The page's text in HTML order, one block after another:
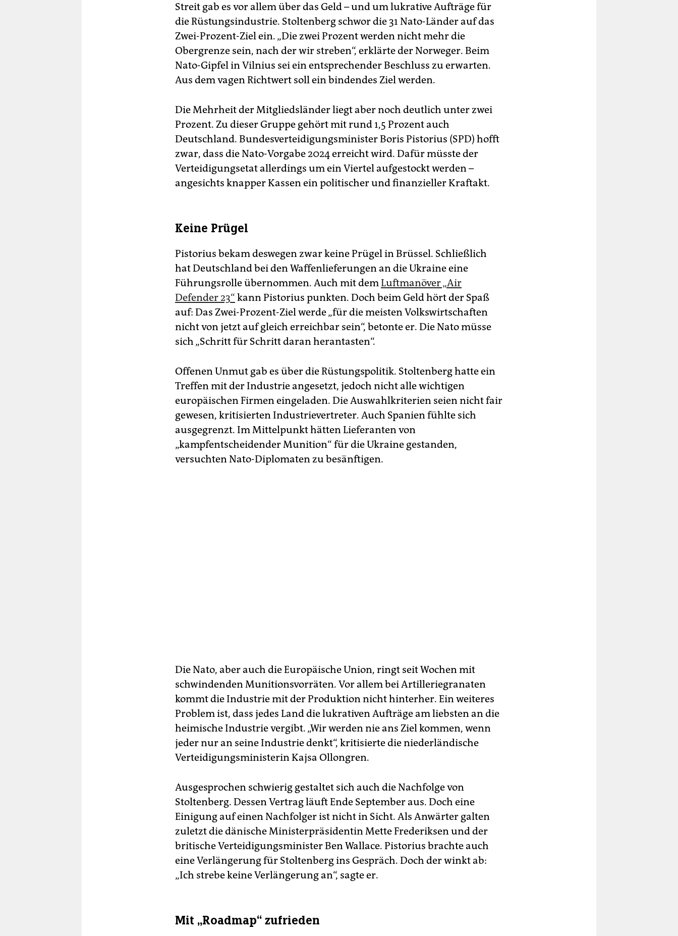
Streit gab es vor allem über das Geld – und um lukrative Aufträge für
die Rüstungsindustrie. Stoltenberg schwor die 31 Nato-Länder auf das
Zwei-Prozent-Ziel ein. „Die zwei Prozent werden nicht mehr die
Obergrenze sein, nach der wir streben“, erklärte der Norweger. Beim
Nato-Gipfel in Vilnius sei ein entsprechender Beschluss zu erwarten.
Aus dem vagen Richtwert soll ein bindendes Ziel werden.
Die Mehrheit der Mitgliedsländer liegt aber noch deutlich unter zwei
Prozent. Zu dieser Gruppe gehört mit rund 1,5 Prozent auch
Deutschland. Bundesverteidigungsminister Boris Pistorius (SPD) hofft
zwar, dass die Nato-Vorgabe 2024 erreicht wird. Dafür müsste der
Verteidigungsetat allerdings um ein Viertel aufgestockt werden –
angesichts knapper Kassen ein politischer und finanzieller Kraftakt.
Keine Prügel
Pistorius bekam deswegen zwar keine Prügel in Brüssel. Schließlich
hat Deutschland bei den Waffenlieferungen an die Ukraine eine
Führungsrolle übernommen. Auch mit demLuftmanöver „Air
Defender 23“ kann Pistorius punkten. Doch beim Geld hört der Spaß
auf: Das Zwei-Prozent-Ziel werde „für die meisten Volkswirtschaften
nicht von jetzt auf gleich erreichbar sein“, betonte er. Die Nato müsse
sich „Schritt für Schritt daran herantasten“.
Offenen Unmut gab es über die Rüstungspolitik. Stoltenberg hatte ein
Treffen mit der Industrie angesetzt, jedoch nicht alle wichtigen
europäischen Firmen eingeladen. Die Auswahlkriterien seien nicht fair
gewesen, kritisierten Industrievertreter. Auch Spanien fühlte sich
ausgegrenzt. Im Mittelpunkt hätten Lieferanten von
„kampfentscheidender Munition“ für die Ukraine gestanden,
versuchten Nato-Diplomaten zu besänftigen.
Die Nato, aber auch die Europäische Union, ringt seit Wochen mit
schwindenden Munitionsvorräten. Vor allem bei Artilleriegranaten
kommt die Industrie mit der Produktion nicht hinterher. Ein weiteres
Problem ist, dass jedes Land die lukrativen Aufträge am liebsten an die
heimische Industrie vergibt. „Wir werden nie ans Ziel kommen, wenn
jeder nur an seine Industrie denkt“, kritisierte die niederländische
Verteidigungsministerin Kajsa Ollongren.
Ausgesprochen schwierig gestaltet sich auch die Nachfolge von
Stoltenberg. Dessen Vertrag läuft Ende September aus. Doch eine
Einigung auf einen Nachfolger ist nicht in Sicht. Als Anwärter galten
zuletzt die dänische Ministerpräsidentin Mette Frederiksen und der
britische Verteidigungsminister Ben Wallace. Pistorius brachte auch
eine Verlängerung für Stoltenberg ins Gespräch. Doch der winkt ab:
„Ich strebe keine Verlängerung an“, sagte er.
Mit „Roadmap“ zufrieden